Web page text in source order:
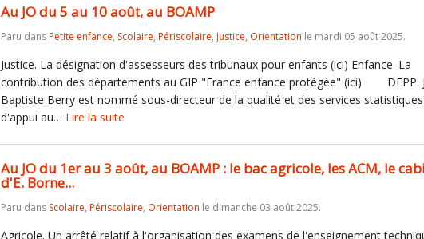
Au JO du 5 au 10 août, au BOAMP
Paru dansPetite enfance, Scolaire, Périscolaire, Justice, Orientation le mardi 05 août 2025.
Justice. La désignation d'assesseurs des tribunaux pour enfants (ici) Enfance. La
contribution des départements au GIP "France enfance protégée" (ici) DEPP.
Baptiste Berry est nommé sous-directeur de la qualité et des services statistiques
d'appui au… Lire la suite
Au JO du 1er au 3 août, au BOAMP : le bac agricole, les ACM, le
d'E. Borne...
Paru dans Scolaire, Périscolaire, Orientation le dimanche 03 août 2025.
Agricole. Un arrêté relatif à l'organisation des examens de l'enseignement